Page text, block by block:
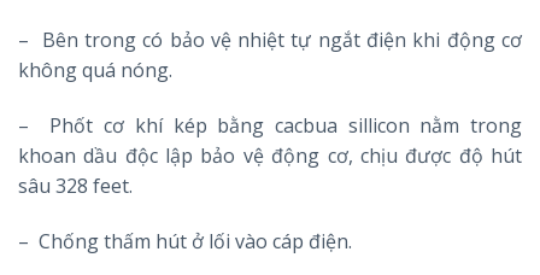
– Bên trong có bảo vệ nhiệt tự ngắt điện khi động cơ
không quá nóng.
– Phốt cơ khí kép bằng cacbua sillicon nằm trong
khoan dầu độc lập bảo vệ động cơ, chịu được độ hút
sâu 328 feet.
– Chống thấm hút ở lối vào cáp điện.